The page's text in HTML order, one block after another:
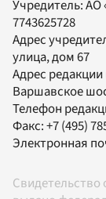
Учредитель:АО
7743625728
Адрес
улица, дом 67
Адрес
Варшавское
Телефон
Факс:+7 (495)
Электронная